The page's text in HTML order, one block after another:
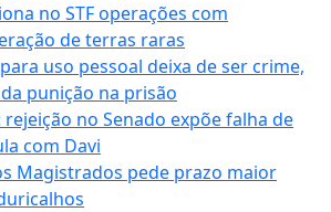
no STF operações com
de terras raras
uso pessoal deixa de ser crime,
punição na prisão
rejeição no Senado expõe falha de
com Davi
Magistrados pede prazo maior